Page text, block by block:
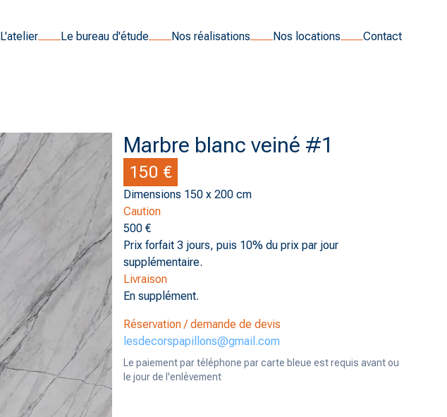
L'atelier Le bureau d'étude Nos réalisations Nos locations Contact
Marbre blanc veiné #1
150 €
Dimensions 150 x 200 cm
Caution
500 €
Prix forfait 3 jours, puis 10% du prix par jour
supplémentaire.
Livraison
En supplément.
Réservation / demande de devis
lesdecorspapillons@gmail.com
Le paiement par téléphone par carte bleue est requis avant ou
le jour de l'enlèvement